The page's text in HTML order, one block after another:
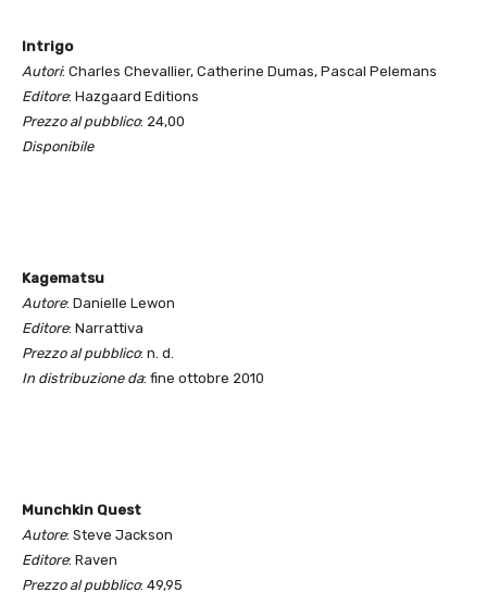
Intrigo
Autori: Charles Chevallier, Catherine Dumas, Pascal Pelemans
Editore: Hazgaard Editions
Prezzo al pubblico: 24,00
Disponibile
Kagematsu
Autore: Danielle Lewon
Editore: Narrattiva
Prezzo al pubblico: n. d.
In distribuzione da: fine ottobre 2010
Munchkin Quest
Autore: Steve Jackson
Editore: Raven
Prezzo al pubblico: 49,95